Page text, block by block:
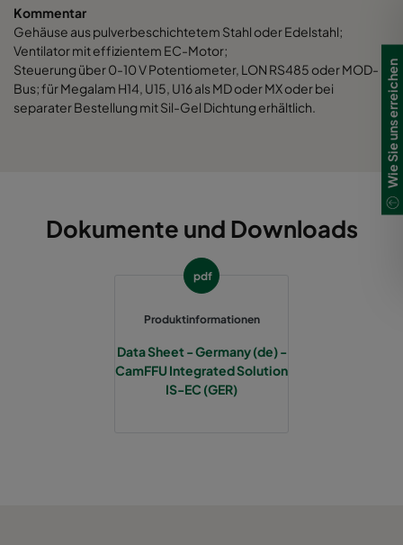
Kommentar
Gehäuse aus pulverbeschichtetem Stahl oder Edelstahl;
Ventilator mit effizientem EC-Motor;
Steuerung über 0-10 V Potentiometer, LON RS485 oder MOD-
Bus; für Megalam H14, U15, U16 als MD oder MX oder bei
separater Bestellung mit Sil-Gel Dichtung erhältlich.
Dokumente und Downloads
pdf
Produktinformationen
Data Sheet - Germany (de) -
CamFFU Integrated Solution
IS-EC (GER)
Wie Sie uns erreichen